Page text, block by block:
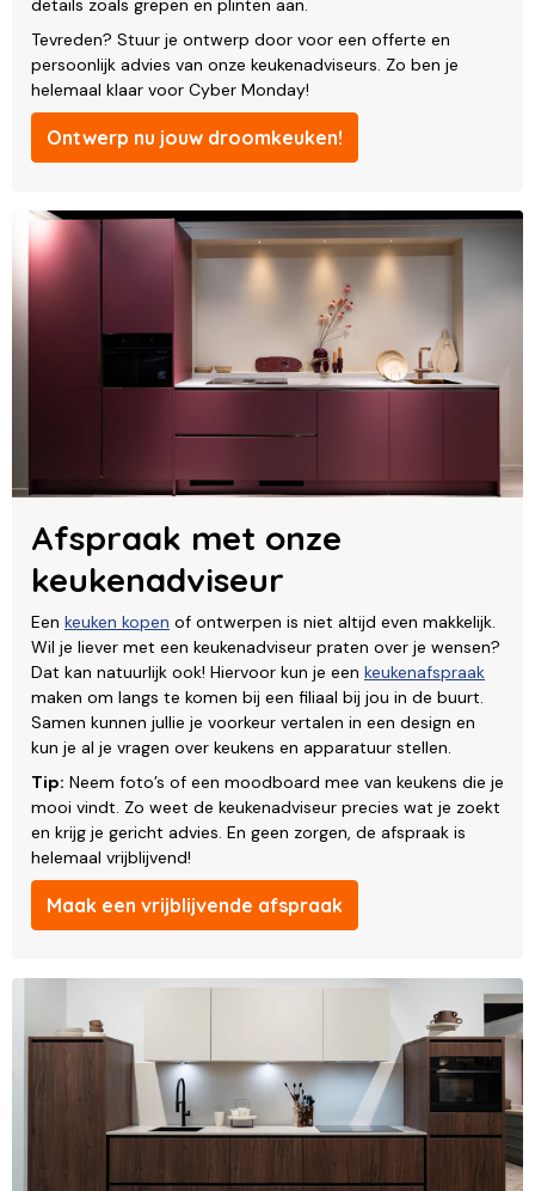
details zoals grepen en plinten aan.
Tevreden? Stuur je ontwerp door voor een offerte en
persoonlijk advies van onze keukenadviseurs. Zo ben je
helemaal klaar voor Cyber Monday!
Ontwerp nu jouw droomkeuken!
Afspraak met onze
keukenadviseur
Een keuken kopen of ontwerpen is niet altijd even makkelijk.
Wil je liever met een keukenadviseur praten over je wensen?
Dat kan natuurlijk ook! Hiervoor kun je een keukenafspraak
maken om langs te komen bij een filiaal bij jou in de buurt.
Samen kunnen jullie je voorkeur vertalen in een design en
kun je al je vragen over keukens en apparatuur stellen.
Tip: Neem foto’s of een moodboard mee van keukens die je
mooi vindt. Zo weet de keukenadviseur precies wat je zoekt
en krijg je gericht advies. En geen zorgen, de afspraak is
helemaal vrijblijvend!
Maak een vrijblijvende afspraak